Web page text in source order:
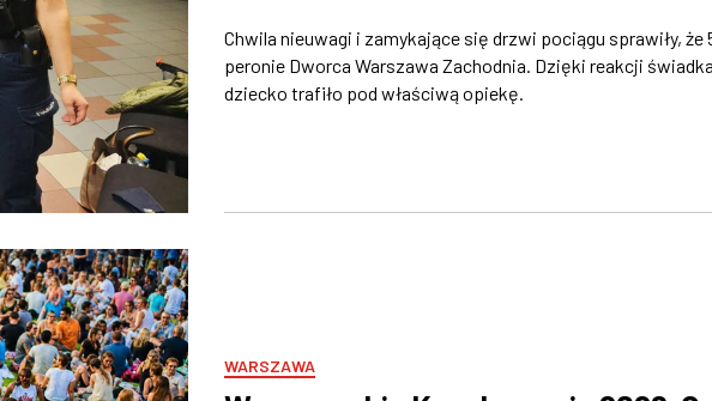
Chwila nieuwagi i zamykające się drzwi pociągu sprawiły,
peronie Dworca Warszawa Zachodnia. Dzięki reakcji
dziecko trafiło pod właściwą opiekę.
WARSZAWA